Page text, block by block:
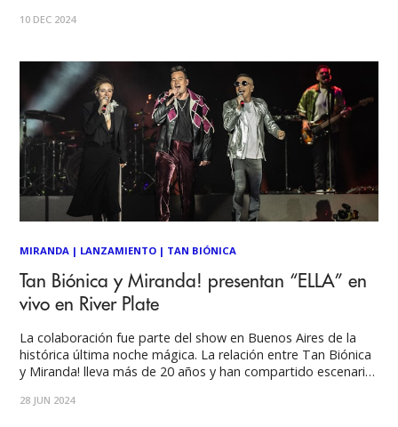
Instagram Una publicación compartida por SunderBeats
10 DEC 2024
MIRANDA | LANZAMIENTO | TAN BIÓNICA
Tan Biónica y Miranda! presentan “ELLA” en
vivo en River Plate
La colaboración fue parte del show en Buenos Aires de la
histórica última noche mágica. La relación entre Tan Biónica
y Miranda! lleva más de 20 años y han compartido escenario
lanzado una canción en conjunto. El 8 de diciembre de
28 JUN 2024